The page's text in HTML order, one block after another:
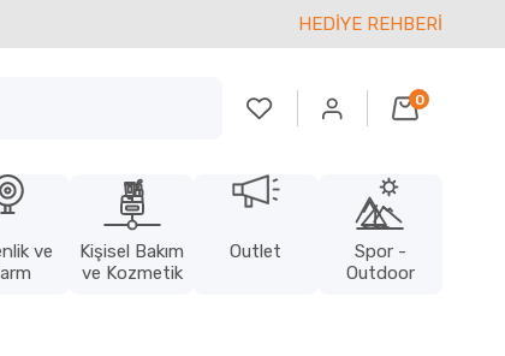
HEDİYE REHBERİ
0
ve
Kişisel Bakım
ve Kozmetik
Outlet
Spor -
Outdoor